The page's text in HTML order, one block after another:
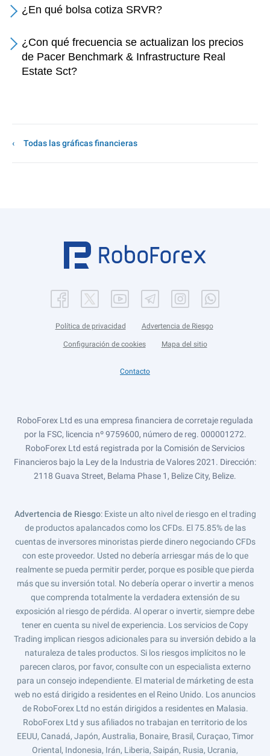
¿En qué bolsa cotiza SRVR?
¿Con qué frecuencia se actualizan los precios
de Pacer Benchmark & Infrastructure Real
Estate Sct?
Todas las gráficas financieras
Política de privacidad Advertencia de Riesgo
Configuración de cookies Mapa del sitio
Contacto
RoboForex Ltd es una empresa financiera de corretaje regulada
por la FSC, licencia nº 9759600, número de reg. 000001272.
RoboForex Ltd está registrada por la Comisión de Servicios
Financieros bajo la Ley de la Industria de Valores 2021. Dirección:
2118 Guava Street, Belama Phase 1, Belize City, Belize.
Advertencia de Riesgo: Existe un alto nivel de riesgo en el trading
de productos apalancados como los CFDs. El 75.85% de las
cuentas de inversores minoristas pierde dinero negociando CFDs
con este proveedor. Usted no debería arriesgar más de lo que
realmente se pueda permitir perder, porque es posible que pierda
más que su inversión total. No debería operar o invertir a menos
que comprenda totalmente la verdadera extensión de su
exposición al riesgo de pérdida. Al operar o invertir, siempre debe
tener en cuenta su nivel de experiencia. Los servicios de Copy
Trading implican riesgos adicionales para su inversión debido a la
naturaleza de tales productos. Si los riesgos implícitos no le
parecen claros, por favor, consulte con un especialista externo
para un consejo independiente. El material de márketing de esta
web no está dirigido a residentes en el Reino Unido. Los anuncios
de RoboForex Ltd no están dirigidos a residentes en Malasia.
RoboForex Ltd y sus afiliados no trabajan en territorio de los
EEUU, Canadá, Japón, Australia, Bonaire, Brasil, Curaçao, Timor
Oriental, Indonesia, Irán, Liberia, Saipán, Rusia, Ucrania,